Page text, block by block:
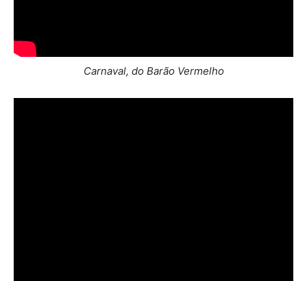
Carnaval, do Barão Vermelho